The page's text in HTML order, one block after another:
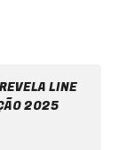
LINE
2025